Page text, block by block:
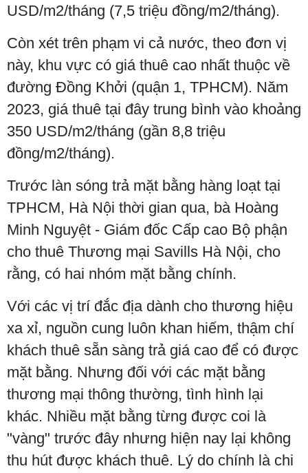
USD/m2/tháng (7,5 triệu đồng/m2/tháng).
Còn xét trên phạm vi cả nước, theo đơn vị
này, khu vực có giá thuê cao nhất thuộc về
đường Đồng Khởi (quận 1, TPHCM). Năm
2023, giá thuê tại đây trung bình vào khoảng
350 USD/m2/tháng (gần 8,8 triệu
đồng/m2/tháng).
Trước làn sóng trả mặt bằng hàng loạt tại
TPHCM, Hà Nội thời gian qua, bà Hoàng
Minh Nguyệt - Giám đốc Cấp cao Bộ phận
cho thuê Thương mại Savills Hà Nội, cho
rằng, có hai nhóm mặt bằng chính.
Với các vị trí đắc địa dành cho thương hiệu
xa xỉ, nguồn cung luôn khan hiếm, thậm chí
khách thuê sẵn sàng trả giá cao để có được
mặt bằng. Nhưng đối với các mặt bằng
thương mại thông thường, tình hình lại
khác. Nhiều mặt bằng từng được coi là
"vàng" trước đây nhưng hiện nay lại không
thu hút được khách thuê. Lý do chính là chi